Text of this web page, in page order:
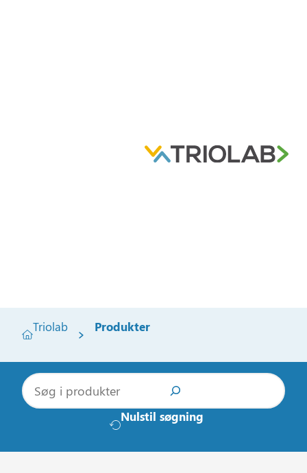
Triolab Produkter
S
ø
g
Nulstil søgning